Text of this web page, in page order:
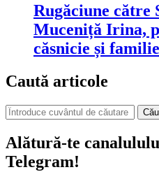
Rugăciune către
Muceniță Irina,
căsnicie și familie
Caută articole
Alătură-te
Telegram!